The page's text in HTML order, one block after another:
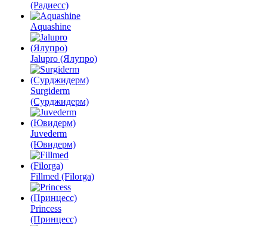
(Радиесс)
Aquashine
Jalupro (Ялупро)
Surgiderm
(Сурджидерм)
Juvederm
(Ювидерм)
Fillmed (Filorga)
Princess
(Принцесс)